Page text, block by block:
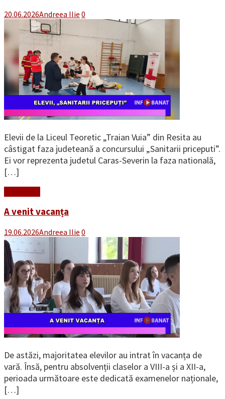
20.06.2026Andreea Ilie 0
Elevii de la Liceul Teoretic „Traian Vuia” din Resita au
câstigat faza judeteană a concursului „Sanitarii priceputi”.
Ei vor reprezenta judetul Caras-Severin la faza natională,
[…]
A venit vacanța
19.06.2026Andreea Ilie 0
De astăzi, majoritatea elevilor au intrat în vacanța de
vară. Însă, pentru absolvenții claselor a VIII-a și a XII-a,
perioada următoare este dedicată examenelor naționale,
[…]